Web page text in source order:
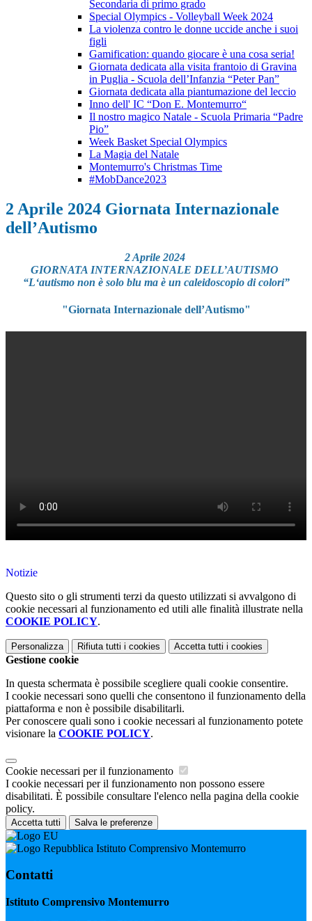
Secondaria di primo grado
Special Olympics - Volleyball Week 2024
La violenza contro le donne uccide anche i suoi
figli
Gamification: quando giocare è una cosa seria!
Giornata dedicata alla visita frantoio di Gravina
in Puglia - Scuola dell’Infanzia “Peter Pan”
Giornata dedicata alla piantumazione del leccio
Inno dell' IC “Don E. Montemurro“
Il nostro magico Natale - Scuola Primaria “Padre
Pio”
Week Basket Special Olympics
La Magia del Natale
Montemurro's Christmas Time
#MobDance2023
2 Aprile 2024 Giornata Internazionale
dell’Autismo
2 Aprile 2024
GIORNATA INTERNAZIONALE DELL’AUTISMO
“L‘autismo non è solo blu ma è un caleidoscopio di colori”
"Giornata Internazionale dell’Autismo"
Notizie
Questo sito o gli strumenti terzi da questo utilizzati si avvalgono di
cookie necessari al funzionamento ed utili alle finalità illustrate nella
COOKIE POLICY.
Personalizza Rifiuta tutti i cookies Accetta tutti i cookies
Gestione cookie
In questa schermata è possibile scegliere quali cookie consentire.
I cookie necessari sono quelli che consentono il funzionamento della
piattaforma e non è possibile disabilitarli.
Per conoscere quali sono i cookie necessari al funzionamento potete
visionare la COOKIE POLICY.
Cookie necessari per il funzionamento
I cookie necessari per il funzionamento non possono essere
disabilitati. È possibile consultare l'elenco nella pagina della cookie
policy.
Accetta tutti Salva le preferenze
Istituto Comprensivo Montemurro
Contatti
Istituto Comprensivo Montemurro